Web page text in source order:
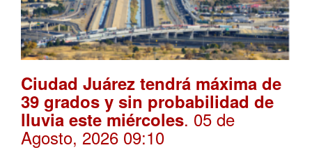
Ciudad Juárez tendrá máxima de
39 grados y sin probabilidad de
lluvia este miércoles. 05 de
Agosto, 2026 09:10